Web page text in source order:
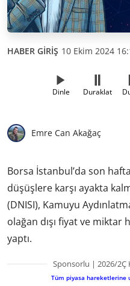
HABER GİRİŞ 10 Ekim 2024
Dinle Duraklat
Emre Can Akağaç
Borsa İstanbul’da son
düşüşlere karşı ayakta
(DNISI), Kamuyu
olağan dışı fiyat ve miktar
yaptı.
Sponsorlu | 2026/2Ç
Tüm piyasa hareketlerine